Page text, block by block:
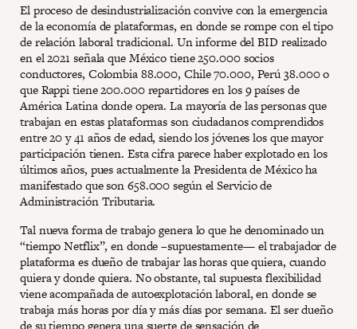
El proceso de desindustrialización convive con la emergencia
de la economía de plataformas, en donde se rompe con el tipo
de relación laboral tradicional. Un informe del BID realizado
en el 2021 señala que México tiene 250.000 socios
conductores, Colombia 88.000, Chile 70.000, Perú 38.000 o
que Rappi tiene 200.000 repartidores en los 9 países de
América Latina donde opera. La mayoría de las personas que
trabajan en estas plataformas son ciudadanos comprendidos
entre 20 y 41 años de edad, siendo los jóvenes los que mayor
participación tienen. Esta cifra parece haber explotado en los
últimos años, pues actualmente la Presidenta de México ha
manifestado que son 658.000 según el Servicio de
Administración Tributaria.
Tal nueva forma de trabajo genera lo que he denominado un
“tiempo Netflix”, en donde –supuestamente— el trabajador de
plataforma es dueño de trabajar las horas que quiera, cuando
quiera y donde quiera. No obstante, tal supuesta flexibilidad
viene acompañada de autoexplotación laboral, en donde se
trabaja más horas por día y más días por semana. El ser dueño
de su tiempo genera una suerte de sensación de